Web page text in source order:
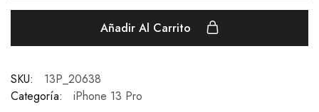
Añadir Al Carrito
SKU:
13P_20638
Categoría:
iPhone 13 Pro